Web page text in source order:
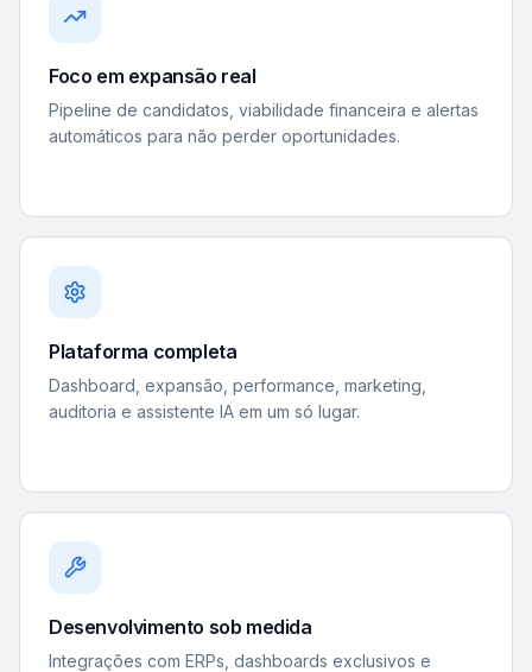
Foco em expansão real
Pipeline de candidatos, viabilidade financeira e alertas
automáticos para não perder oportunidades.
Plataforma completa
Dashboard, expansão, performance, marketing,
auditoria e assistente IA em um só lugar.
Desenvolvimento sob medida
Integrações com ERPs, dashboards exclusivos e